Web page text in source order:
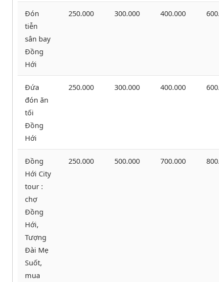
Đón
tiễn
sân bay
Đồng
Hới
250.000 300.000 400.000
Đứa
đón ăn
tối
Đồng
Hới
250.000 300.000 400.000
Đồng
Hới City
tour :
chợ
Đồng
Hới,
Tượng
Đài Mẹ
Suốt,
mua
250.000 500.000 700.000